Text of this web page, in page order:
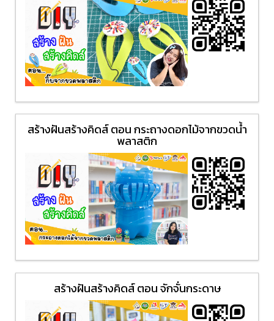
สร้างฝันสร้างคิดส์ ตอน กระถางดอกไม้จากขวดน้ำ
พลาสติก
สร้างฝันสร้างคิดส์ ตอน จักจั่นกระดาษ